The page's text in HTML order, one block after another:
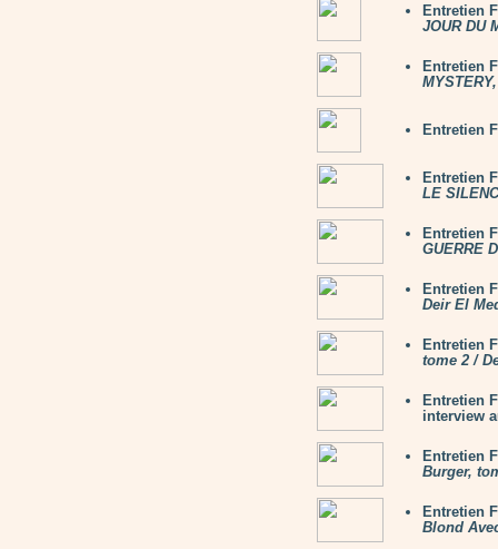
Entretien
JOUR DU
Entretien
Entretien
Entretien
LE
Entretien
GUERRE
Entretien
Deir El
Entretien
tome 2 /
Entretien
interview
Entretien
Burger,
Entretien
Blond